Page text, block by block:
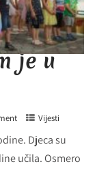
je u
Vijesti
Djeca su
učila. Osmero